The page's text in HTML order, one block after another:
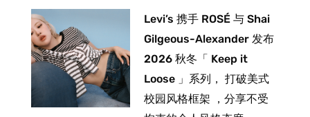
Levi’s 携手 ROSÉ 与 Shai
Gilgeous-Alexander 发布
2026 秋冬「 Keep it
Loose 」系列， 打破美式
校园风格框架 ，分享不受